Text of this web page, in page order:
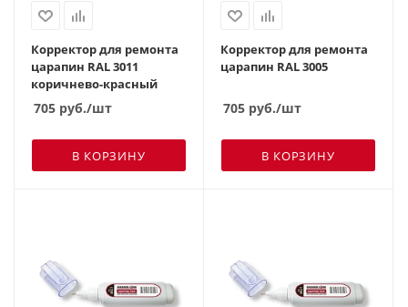
Корректор для ремонта
царапин RAL 3011
коричнево-красный
705 руб./шт
В КОРЗИНУ
Корректор для ремонта
царапин RAL 3005
705 руб./шт
В КОРЗИНУ